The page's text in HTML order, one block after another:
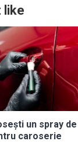
like
un spray de
caroserie